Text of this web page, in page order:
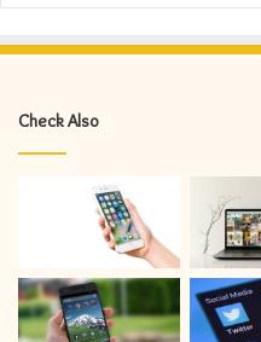
Check Also